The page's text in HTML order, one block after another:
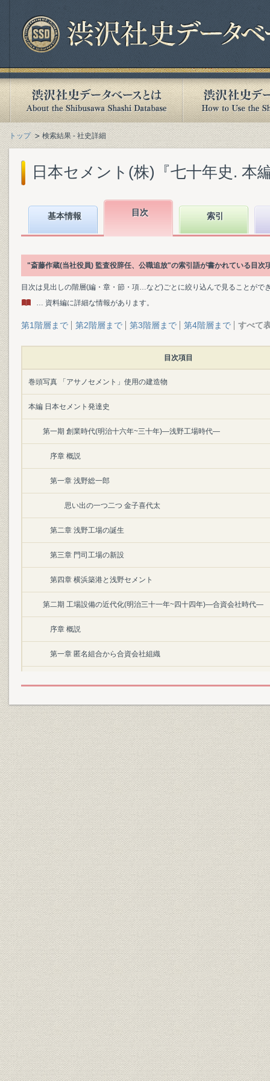
トップ 検索結果 - 社史詳細
日本セメント(株)『七十年史. 本
基本情報 目次 索引
"斎藤作蔵(当社役員) 監査役辞任、公職追放"の索引語が書かれている目次
目次は見出しの階層(編・章・節・項…など)ごとに絞り込んで見ることがで
… 資料編に詳細な情報があります。
第1階層まで 第2階層まで 第3階層まで 第4階層まで すべて
目次項目
巻頭写真 「アサノセメント」使用の建造物
本編 日本セメント発達史
第一期 創業時代(明治十六年~三十年)―浅野工場時代―
序章 概説
第一章 浅野総一郎
思い出の一つ二つ 金子喜代太
第二章 浅野工場の誕生
第三章 門司工場の新設
第四章 横浜築港と浅野セメント
第二期 工場設備の近代化(明治三十一年~四十四年)―合資会社時代―
序章 概説
第一章 匿名組合から合資会社組織
第二節 チューブミルの輸入
第三節 門司工場の製造様式変更
第二章 回転窯の登場
第一節 わが国最初の回転窯
第二節 回転窯の増設と生灰焼成法
第三節 坂内冬蔵
硬軟兼備の坂内さん 緑川政蔵
第三期 躍進時代(大正元年~十四年)
序章 概説
初代社長とセメント輸出 若林金吾
第一章 経営組織の近代化
第一節 株式会社へ改組
第二節 北海道セメントの合併
第三節 降灰問題と集塵装置
深川工場を救った集塵装置 入谷春彦
第四節 廃熱利用装置の創始